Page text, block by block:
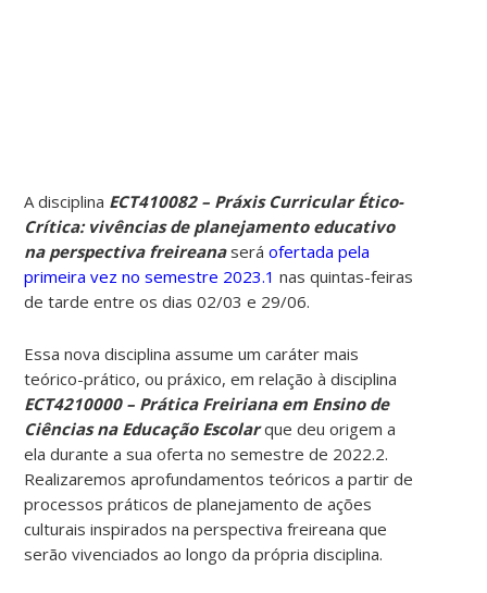
A disciplina ECT410082 – Práxis Curricular Ético-
Crítica: vivências de planejamento educativo
na perspectiva freireanaseráofertada pela
primeira vez no semestre 2023.1nas quintas-feiras
de tarde entre os dias 02/03 e 29/06.
Essa nova disciplina assume um caráter mais
teórico-prático, ou práxico, em relação à disciplina
ECT4210000 – Prática Freiriana em Ensino de
Ciências na Educação Escolarque deu origem a
ela durante a sua oferta no semestre de 2022.2.
Realizaremos aprofundamentos teóricos a partir de
processos práticos de planejamento de ações
culturais inspirados na perspectiva freireana que
serão vivenciados ao longo da própria disciplina.